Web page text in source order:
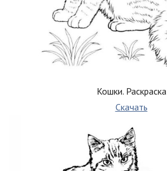
Кошки. Раскраска
Скачать